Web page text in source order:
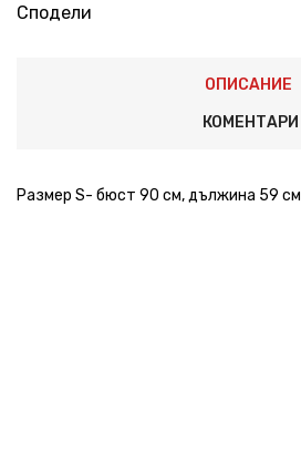
Сподели
ОПИСАНИЕ
КОМЕНТАРИ
Размер S- бюст 90 см, дължина 59 см